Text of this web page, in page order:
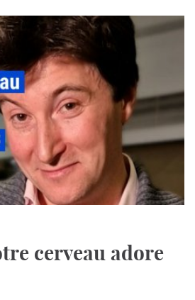
cerveau adore